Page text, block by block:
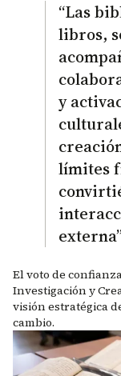
“Las
libros,
y
límites
El voto de
Investigación y
visión estratégica
cambio.